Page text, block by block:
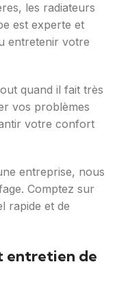
les radiateurs
est experte et
entretenir votre
quand il fait très
vos problèmes
votre confort
entreprise, nous
Comptez sur
rapide et de
entretien de